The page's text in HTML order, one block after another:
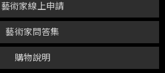
購物說明
藝術家問答集
藝術家線上申請